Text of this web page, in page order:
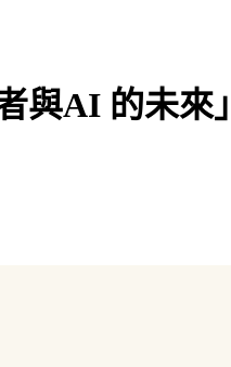
與AI 的未來」